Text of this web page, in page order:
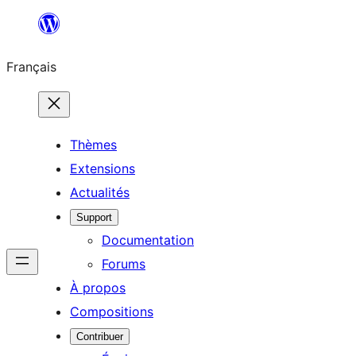
contenu
Français
Thèmes
Extensions
Actualités
Support
Documentation
Forums
À propos
Compositions
Contribuer